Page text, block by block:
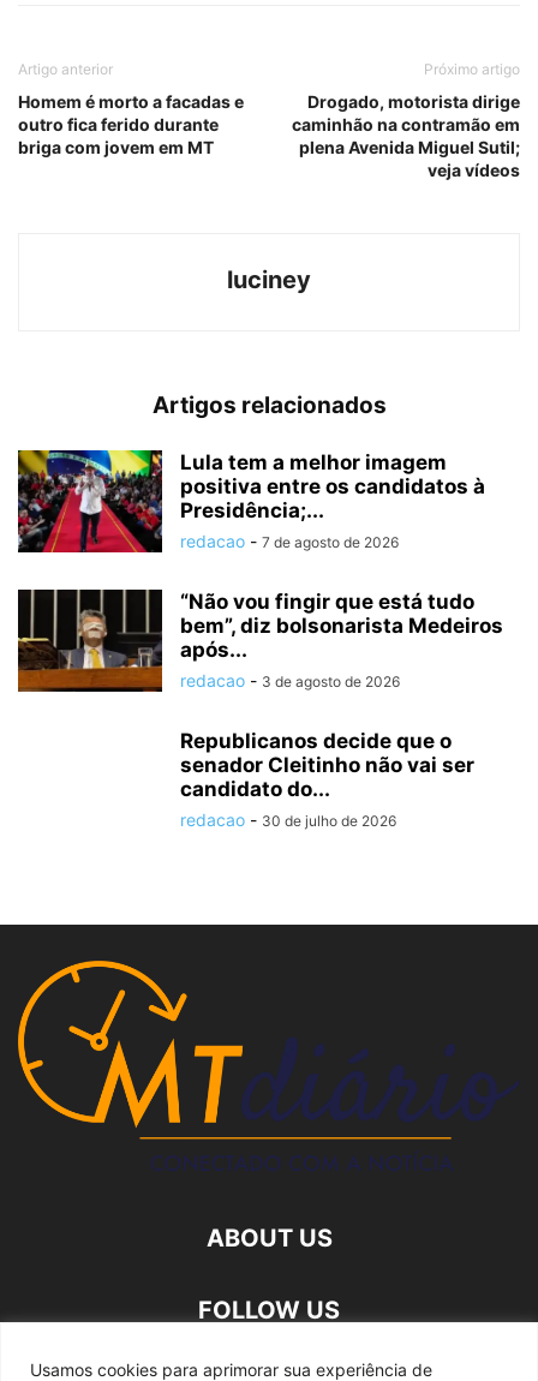
Usamos cookies para aprimorar sua experiência de
Artigo anterior
Homem é morto a facadas e
outro fica ferido durante
briga com jovem em MT
Próximo artigo
Drogado, motorista dirige
caminhão na contramão em
plena Avenida Miguel Sutil;
veja vídeos
luciney
Artigos relacionados
Lula tem a melhor imagem
positiva entre os candidatos à
Presidência;...
redacao - 7 de agosto de 2026
“Não vou fingir que está tudo
bem”, diz bolsonarista Medeiros
após...
redacao - 3 de agosto de 2026
Republicanos decide que o
senador Cleitinho não vai ser
candidato do...
redacao - 30 de julho de 2026
ABOUT US
FOLLOW US